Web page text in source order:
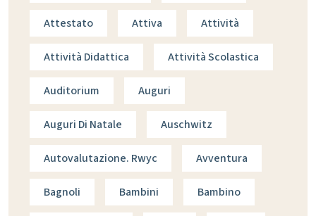
Attestato Attiva Attività
Attività Didattica Attività Scolastica
Auditorium Auguri
Auguri Di Natale Auschwitz
Autovalutazione. Rwyc Avventura
Bagnoli Bambini Bambino